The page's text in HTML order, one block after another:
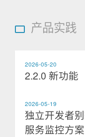
产品实践
2026-05-20
2.2.0 新功能
2026-05-19
独立开发者
服务监控方